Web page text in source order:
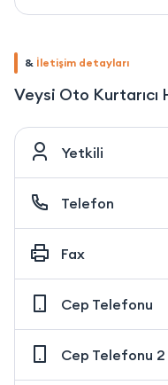
& İletişim detayları
Veysi Oto
Yetkili
Telefon
Fax
Cep Telefonu
Cep Telefonu 2